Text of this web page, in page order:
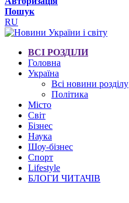
Пошук
RU
ВСІ РОЗДІЛИ
Головна
Україна
Всі новини розділу
Політика
Місто
Світ
Бізнес
Наука
Шоу-бізнес
Спорт
Lifestyle
БЛОГИ ЧИТАЧІВ